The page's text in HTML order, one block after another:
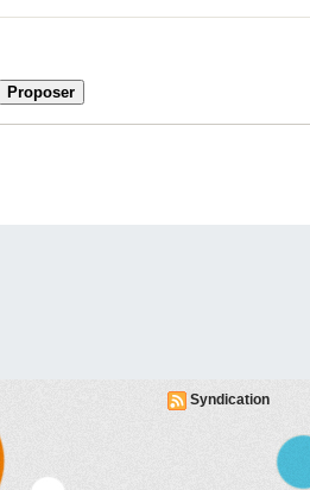
Syndication